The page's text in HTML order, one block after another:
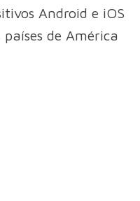
Android e iOS
de América